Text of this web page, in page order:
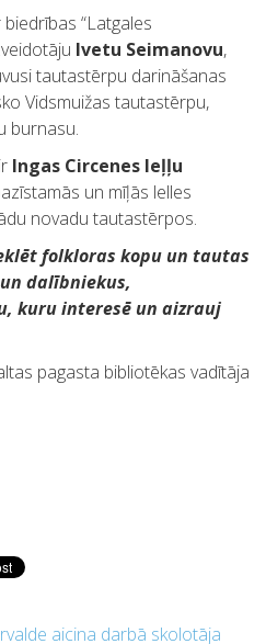
“Latgales
Ivetu Seimanovu,
tautastērpu darināšanas
Vidsmuižas tautastērpu,
burnasu.
Ingas Circenes leļļu
un mīļās lelles
novadu tautastērpos.
folkloras kopu un tautas
dalībniekus,
kuru interesē un aizrauj
pagasta bibliotēkas vadītāja
aicina darbā skolotāja